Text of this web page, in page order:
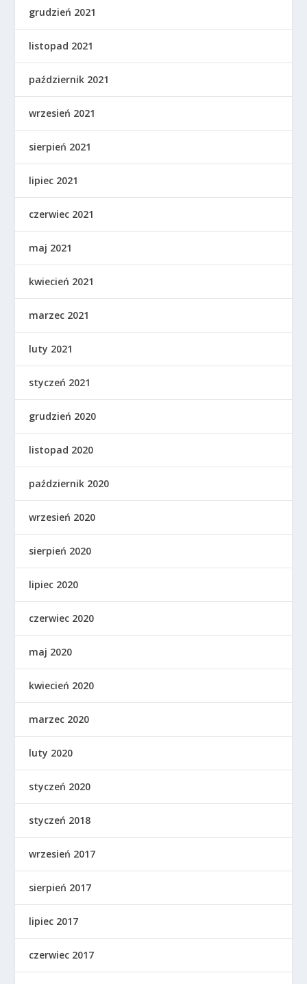
grudzień 2021
listopad 2021
październik 2021
wrzesień 2021
sierpień 2021
lipiec 2021
czerwiec 2021
maj 2021
kwiecień 2021
marzec 2021
luty 2021
styczeń 2021
grudzień 2020
listopad 2020
październik 2020
wrzesień 2020
sierpień 2020
lipiec 2020
czerwiec 2020
maj 2020
kwiecień 2020
marzec 2020
luty 2020
styczeń 2020
styczeń 2018
wrzesień 2017
sierpień 2017
lipiec 2017
czerwiec 2017